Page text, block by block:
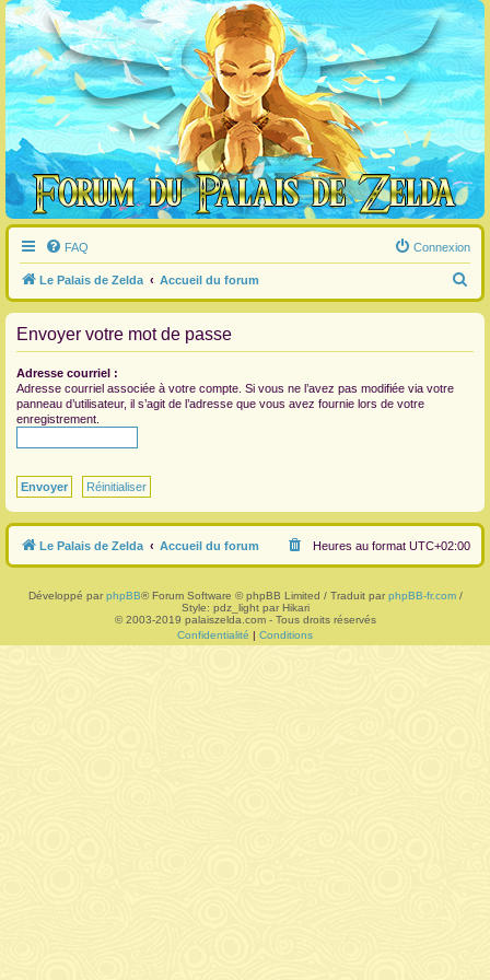
FAQ Connexion
Le Palais de Zelda Accueil du forum
e
r
Envoyer votre mot de passe
Adresse courriel :
Adresse courriel associée à votre compte. Si vous ne l’avez pas modifiée via votre
panneau d’utilisateur, il s’agit de l’adresse que vous avez fournie lors de votre
enregistrement.
Le Palais de Zelda Accueil du forum Heures au format UTC+02:00
Développé par phpBB® Forum Software © phpBB Limited / Traduit par phpBB-fr.com/
Style: pdz_light par Hikari
© 2003-2019 palaiszelda.com - Tous droits réservés
Confidentialité | Conditions